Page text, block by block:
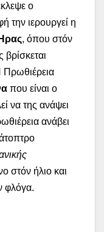
ο
την ιερουργεί η
, όπου στόν
Πρωθιέρεια
που είναι ο
να της ανάψει
ανάβει
στόν ήλιο και
φλόγα.